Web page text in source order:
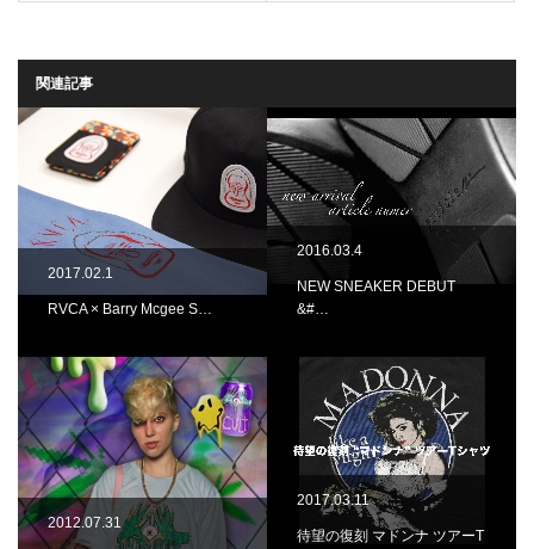
関連記事
2017.02.1
RVCA × Barry Mcgee S…
2016.03.4
NEW SNEAKER DEBUT
&#…
2012.07.31
2017.03.11
待望の復刻 マドンナ ツアーT